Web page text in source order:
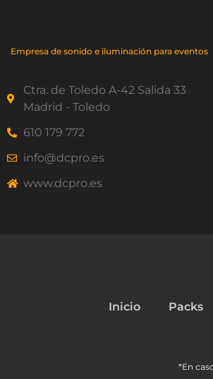
Empresa de sonido e iluminación para eventos
Ctra. de Toledo A-42 Salida 33
Madrid - Toledo
610 179 772
info@dcpro.es
www.dcpro.es
Inicio Packs
*En